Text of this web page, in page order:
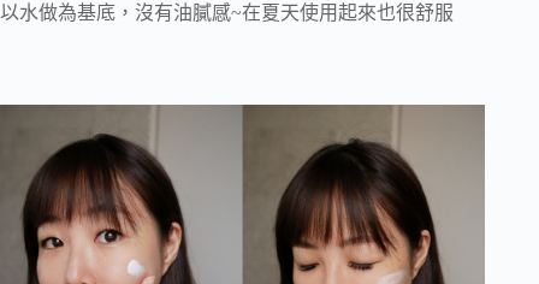
以水做為基底，沒有油膩感~在夏天使用起來也很舒服